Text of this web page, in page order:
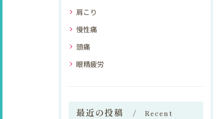
肩こり
慢性痛
頭痛
眼精疲労
最近の投稿
Recent